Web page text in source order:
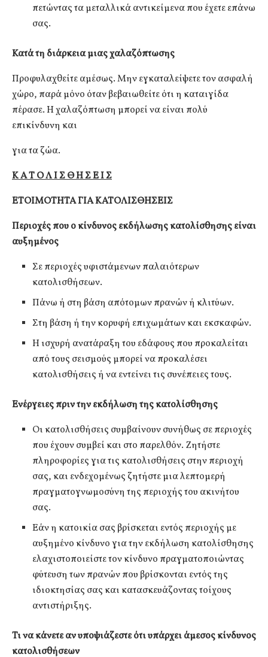
πετώντας τα μεταλλικά αντικείμενα που έχετε επάνω
σας.
Κατά τη διάρκεια μιας χαλαζόπτωσης
Προφυλαχθείτε αμέσως. Μην εγκαταλείψετε τον ασφαλή
χώρο, παρά μόνο όταν βεβαιωθείτε ότι η καταιγίδα
πέρασε. Η χαλαζόπτωση μπορεί να είναι πολύ
επικίνδυνη και
για τα ζώα.
Κ Α Τ Ο Λ Ι Σ Θ Η Σ Ε Ι Σ
ΕΤΟΙΜΟΤΗΤΑ ΓΙΑ ΚΑΤΟΛΙΣΘΗΣΕΙΣ
Περιοχές που ο κίνδυνος εκδήλωσης κατολίσθησης είναι
αυξημένος
Σε περιοχές υφιστάμενων παλαιότερων
κατολισθήσεων.
Πάνω ή στη βάση απότομων πρανών ή κλιτύων.
Στη βάση ή την κορυφή επιχωμάτων και εκσκαφών.
Η ισχυρή ανατάραξη του εδάφους που προκαλείται
από τους σεισμούς μπορεί να προκαλέσει
κατολισθήσεις ή να εντείνει τις συνέπειες τους.
Ενέργειες πριν την εκδήλωση της κατολίσθησης
Οι κατολισθήσεις συμβαίνουν συνήθως σε περιοχές
που έχουν συμβεί και στο παρελθόν. Ζητήστε
πληροφορίες για τις κατολισθήσεις στην περιοχή
σας, και ενδεχομένως ζητήστε μια λεπτομερή
πραγματογνωμοσύνη της περιοχής του ακινήτου
σας.
Εάν η κατοικία σας βρίσκεται εντός περιοχής με
αυξημένο κίνδυνο για την εκδήλωση κατολίσθησης
ελαχιστοποιείστε τον κίνδυνο πραγματοποιώντας
φύτευση των πρανών που βρίσκονται εντός της
ιδιοκτησίας σας και κατασκευάζοντας τοίχους
αντιστήριξης.
Τι να κάνετε αν υποψιάζεστε ότι υπάρχει άμεσος κίνδυνος
κατολισθήσεων